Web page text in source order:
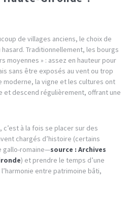
de villages anciens, le choix de
Traditionnellement, les bourgs
moyennes » : assez en hauteur pour
sans être exposés au vent ou trop
moderne, la vigne et les cultures ont
et descend régulièrement, offrant une
à la fois se placer sur des
chargés d’histoire (certains
gallo-romaine—source : Archives
) et prendre le temps d’une
entre patrimoine bâti,